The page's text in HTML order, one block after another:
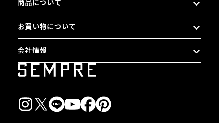
商品について
お買い物について
会社情報